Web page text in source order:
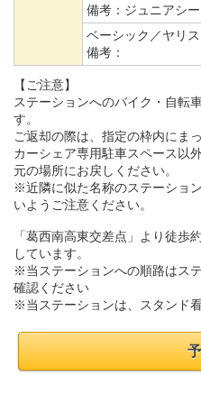
備考： ジュニアシ
ベーシック／ヤリ
備考：
【ご注意】
ステーションへのバイク・自転
す。
ご返却の際は、指定の枠内にま
カーシェア専用駐車スペース以
元の場所にお戻しください。
※近隣に似た名称のステーショ
いようご注意ください。
「葛西南高東交差点」より徒歩
しています。
※当ステーションへの順路はス
確認ください
※当ステーションは、スタンド